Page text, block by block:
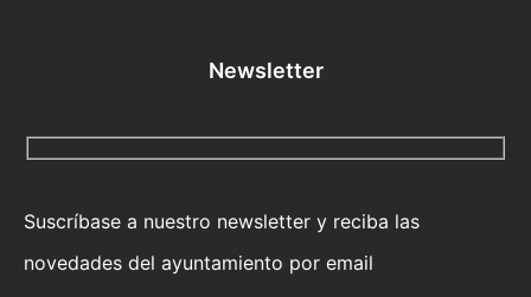
Newsletter
Suscríbase a nuestro newsletter y reciba las
novedades del ayuntamiento por email